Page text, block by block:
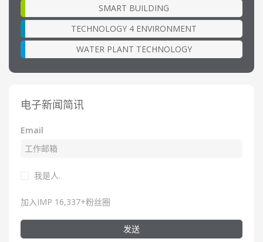
SMART BUILDING
TECHNOLOGY 4 ENVIRONMENT
WATER PLANT TECHNOLOGY
电子新闻简讯
Email
我是人.
加入IMP 16,337+粉丝圈
发送